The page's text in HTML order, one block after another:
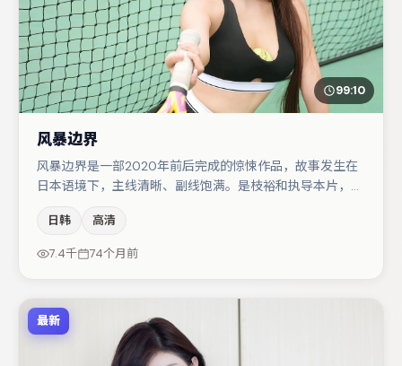
99:10
风暴边界
风暴边界是一部2020年前后完成的惊悚作品，故事发生在
日本语境下，主线清晰、副线饱满。是枝裕和执导本片，在
当。主演阵容包括周冬雨、木村拓哉、朱一龙等，角色动机
前后呼应，适合喜欢抠台词与伏笔的观众。节奏紧凑、反转
有度，值得列入片单。
日韩 高清
7.4千 74个月前
最新